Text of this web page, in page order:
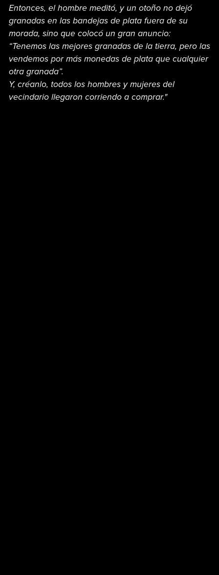
Entonces, el hombre meditó, y un otoño no dejó
granadas en las bandejas de plata fuera de su
morada, sino que colocó un gran anuncio:
“Tenemos las mejores granadas de la tierra, pero las
vendemos por más monedas de plata que cualquier
otra granada”.
Y, créanlo, todos los hombres y mujeres del
vecindario llegaron corriendo a comprar."